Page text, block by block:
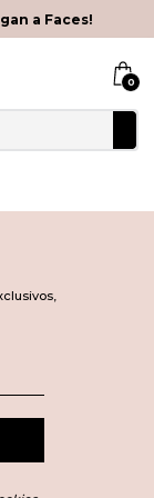
a Faces!
0